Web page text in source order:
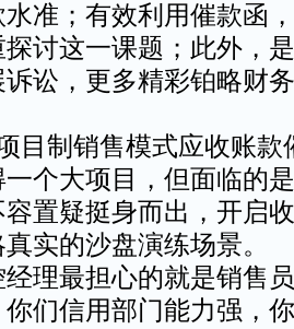
准；有效利用催款函
讨这一课题；此外，
讼，更多精彩铂略财
目制销售模式应收账款
个大项目，但面临的
置疑挺身而出，开启
实的沙盘演练场景。
理最担心的就是销售
们信用部门能力强，